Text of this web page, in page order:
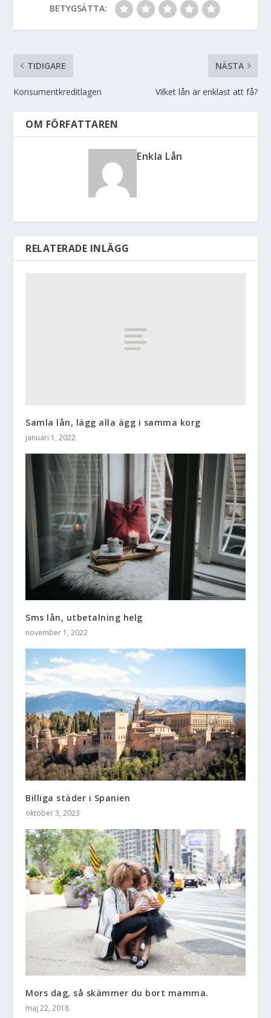
BETYGSÄTTA:
TIDIGARE
Konsumentkreditlagen
NÄSTA
Vilket lån är enklast att få?
OM FÖRFATTAREN
Enkla Lån
RELATERADE INLÄGG
Samla lån, lägg alla ägg i samma korg
januari 1, 2022
Sms lån, utbetalning helg
november 1, 2022
Billiga städer i Spanien
oktober 3, 2023
Mors dag, så skämmer du bort mamma.
maj 22, 2018